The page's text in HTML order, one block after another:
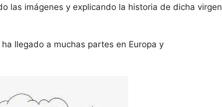
las imágenes y explicando la historia de dicha virgen
llegado a muchas partes en Europa y